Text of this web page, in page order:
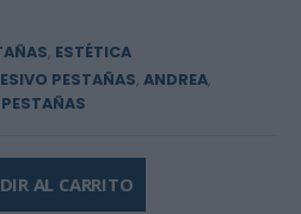
, ESTÉTICA
PESTAÑAS, ANDREA,
PESTAÑAS
AL CARRITO